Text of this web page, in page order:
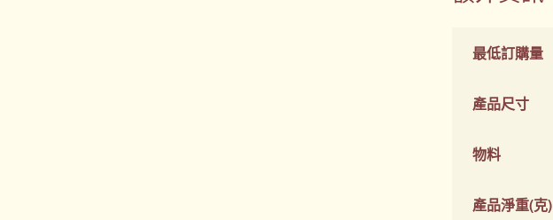
最低訂購量
產品尺寸
物料
產品淨重(克)